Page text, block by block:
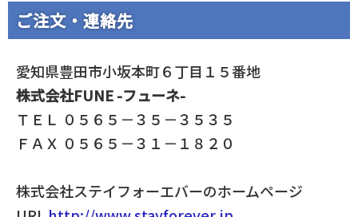
ご注文・連絡先
愛知県豊田市小坂本町６丁目１５番地
株式会社FUNE -フューネ-
ＴＥＬ ０５６５－３５－３５３５
ＦＡＸ ０５６５－３１－１８２０
株式会社ステイフォーエバーのホームページ